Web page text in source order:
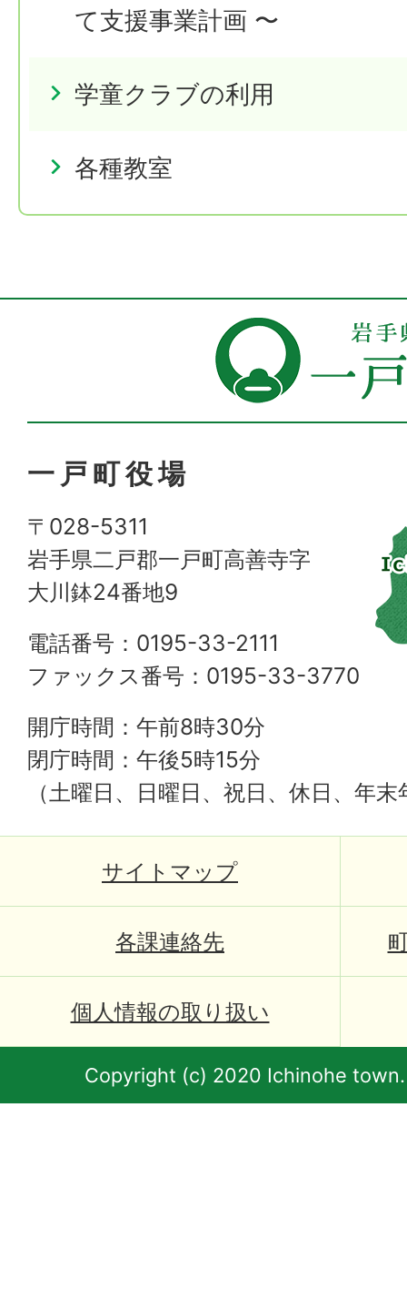
て支援事業計画 〜
学童クラブの利用
各種教室
一戸町役場
〒028-5311
岩手県二戸郡一戸町高善寺字
大川鉢24番地9
電話番号：0195-33-2111
ファックス番号：0195-33-3770
開庁時間：午前8時30分
閉庁時間：午後5時15分
（土曜日、日曜日、祝日、休日、年
サイトマップ
各課連絡先
個人情報の取り扱い
Copyright (c) 2020 Ichinohe